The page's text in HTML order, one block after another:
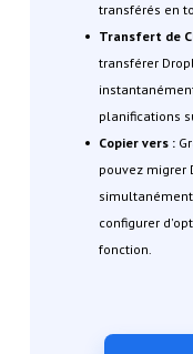
transférés en
Transfert de
transférer
planifications
Copier vers :
pouvez migrer
configurer
fonction.